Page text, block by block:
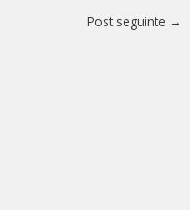
Post seguinte →